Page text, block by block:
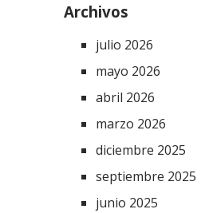
Archivos
julio 2026
mayo 2026
abril 2026
marzo 2026
diciembre 2025
septiembre 2025
junio 2025